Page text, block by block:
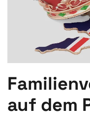
auf dem